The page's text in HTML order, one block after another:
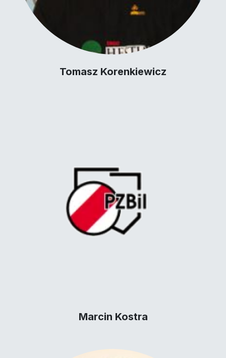
Tomasz Korenkiewicz
Marcin Kostra